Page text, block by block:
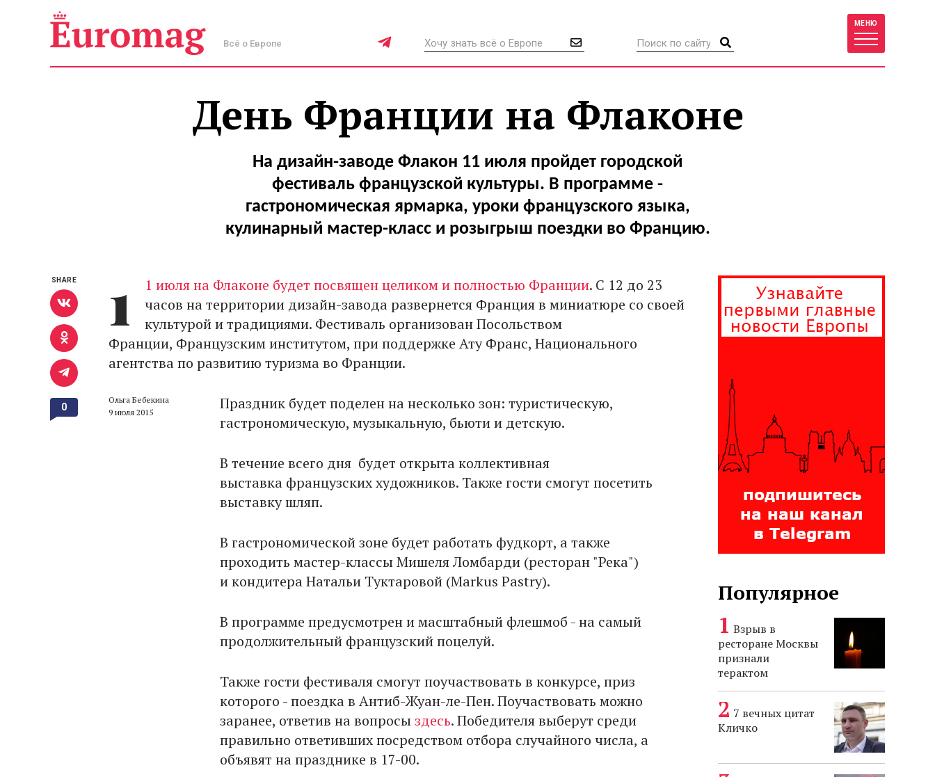
Всё о Европе
МЕНЮ
День Франции на Флаконе
На дизайн-заводе Флакон 11 июля пройдет городской
фестиваль французской культуры. В программе -
гастрономическая ярмарка, уроки французского языка,
кулинарный мастер-класс и розыгрыш поездки во Францию.
1 1 июля на Флаконе будет посвящен целиком и полностью Франции. С 12 до 23
часов на территории дизайн-завода развернется Франция в миниатюре со своей
культурой и традициями. Фестиваль организован Посольством
Франции, Французским институтом, при поддержке Ату Франс, Национального
агентства по развитию туризма во Франции.
Ольга Бебекина
9 июля 2015
Праздник будет поделен на несколько зон: туристическую,
гастрономическую, музыкальную, бьюти и детскую.
В течение всего дня будет открыта коллективная
выставка французских художников. Также гости смогут посетить
выставку шляп.
В гастрономической зоне будет работать фудкорт, а также
проходить мастер-классы Мишеля Ломбарди (ресторан "Река")
и кондитера Натальи Туктаровой (Markus Pastry).
В программе предусмотрен и масштабный флешмоб - на самый
продолжительный французский поцелуй.
Также гости фестиваля смогут поучаствовать в конкурсе, приз
которого - поездка в Антиб-Жуан-ле-Пен. Поучаствовать можно
заранее, ответив на вопросыздесь. Победителя выберут среди
правильно ответивших посредством отбора случайного числа, а
объявят на празднике в 17-00.
SHARE
0
Популярное
Взрыв в
ресторане Москвы
признали
терактом
7 вечных цитат
Кличко